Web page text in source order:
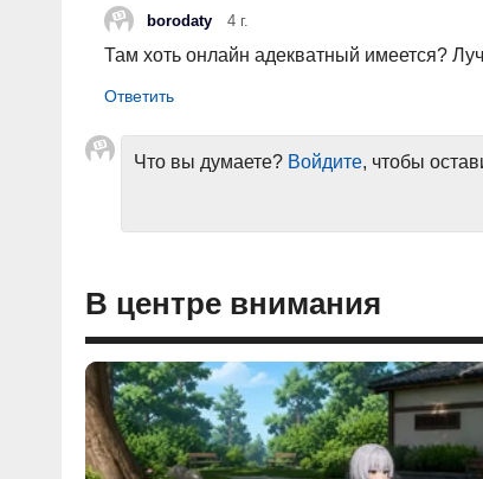
borodaty 4 г.
Там хоть онлайн адекватный имеется?
Что вы думаете? Войдите, чтобы
В центре внимания